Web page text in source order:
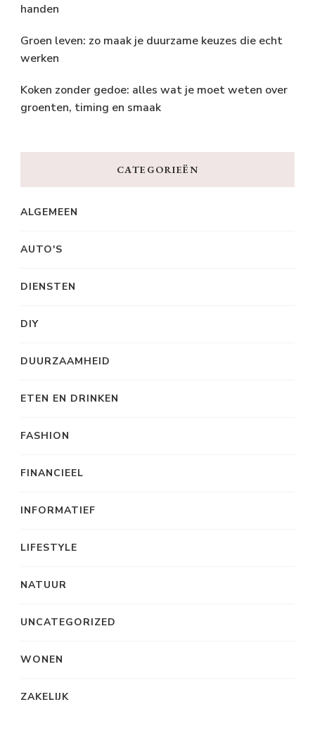
handen
Groen leven: zo maak je duurzame keuzes die echt
werken
Koken zonder gedoe: alles wat je moet weten over
groenten, timing en smaak
CATEGORIEËN
ALGEMEEN
AUTO'S
DIENSTEN
DIY
DUURZAAMHEID
ETEN EN DRINKEN
FASHION
FINANCIEEL
INFORMATIEF
LIFESTYLE
NATUUR
UNCATEGORIZED
WONEN
ZAKELIJK